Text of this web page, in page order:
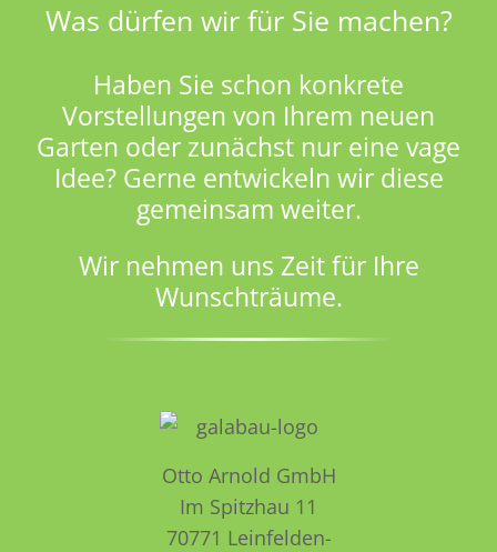
Was dürfen wir für Sie machen?
Haben Sie schon konkrete
Vorstellungen von Ihrem neuen
Garten oder zunächst nur eine vage
Idee? Gerne entwickeln wir diese
gemeinsam weiter.
Wir nehmen uns Zeit für Ihre
Wunschträume.
Otto Arnold GmbH
Im Spitzhau 11
70771 Leinfelden­­